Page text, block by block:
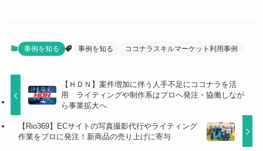
事例を知る 事例を知る ココナラスキルマーケット利用事例
【ＨＤＮ】案件増加に伴う人手不足にココナラを活
用 ライティングや制作系はプロへ発注・協働しなが
ら事業拡大へ
【Rio369】ECサイトの写真撮影代行やライティング
作業をプロに発注！新商品の売り上げに寄与